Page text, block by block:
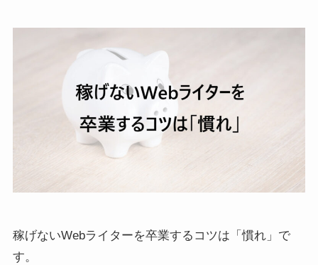
稼げないWebライターを卒業するコツは「慣れ」で
す。